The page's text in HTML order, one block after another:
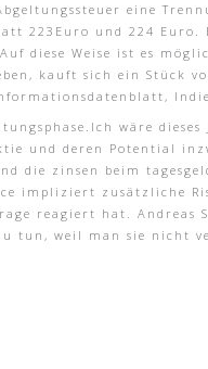
eine
223Euro und 224 Euro.
diese Weise ist es
kauft sich ein Stück
wäre dieses
und deren Potential
die zinsen beim
impliziert zusätzliche
reagiert hat. Andreas
tun, weil man sie nicht